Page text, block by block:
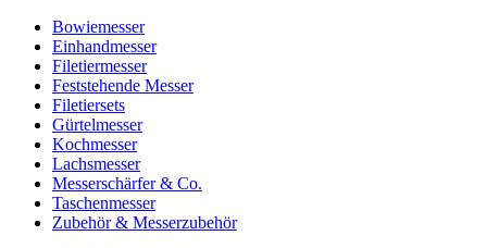
Bowiemesser
Einhandmesser
Filetiermesser
Feststehende Messer
Filetiersets
Gürtelmesser
Kochmesser
Lachsmesser
Messerschärfer & Co.
Taschenmesser
Zubehör & Messerzubehör